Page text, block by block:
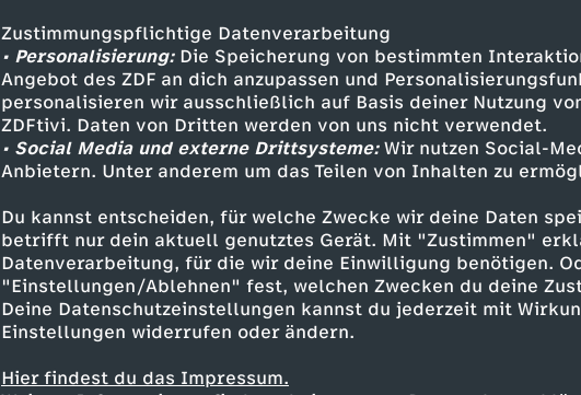
Zustimmungspflichtige Datenverarbeitung
• Personalisierung:Die Speicherung von bestimmten
Angebot des ZDF an dich anzupassen und
personalisieren wir ausschließlich auf Basis deiner Nutzung
ZDFtivi. Daten von Dritten werden von uns nicht verwendet.
• Social Media und externe Drittsysteme:Wir nutzen Social-
Anbietern. Unter anderem um das Teilen von Inhalten zu
Du kannst entscheiden, für welche Zwecke wir deine Daten
betrifft nur dein aktuell genutztes Gerät. Mit "Zustimmen"
Datenverarbeitung, für die wir deine Einwilligung benötigen.
"Einstellungen/Ablehnen" fest, welchen Zwecken du deine
Deine Datenschutzeinstellungen kannst du jederzeit mit
Einstellungen widerrufen oder ändern.
Hier findest du das Impressum.
Ähnliche Inhalte entdecken
Gesellschaft Reportage informativ